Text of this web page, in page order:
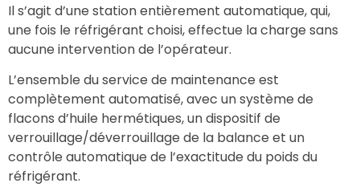
Il s’agit d’une station entièrement automatique, qui,
une fois le réfrigérant choisi, effectue la charge sans
aucune intervention de l’opérateur.
L’ensemble du service de maintenance est
complètement automatisé, avec un système de
flacons d’huile hermétiques, un dispositif de
verrouillage/déverrouillage de la balance et un
contrôle automatique de l’exactitude du poids du
réfrigérant.